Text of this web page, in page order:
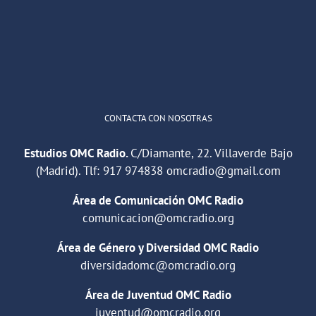
CONTACTA CON NOSOTRAS
Estudios OMC Radio.C/Diamante, 22. Villaverde Bajo
(Madrid). Tlf: 917 974838 omcradio@gmail.com
Área de Comunicación OMC Radio
comunicacion@omcradio.org
Área de Género y Diversidad OMC Radio
diversidadomc@omcradio.org
Área de Juventud OMC Radio
juventud@omcradio.org